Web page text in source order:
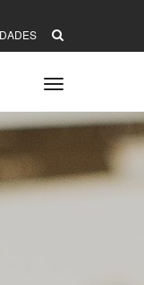
Toggle
navigation